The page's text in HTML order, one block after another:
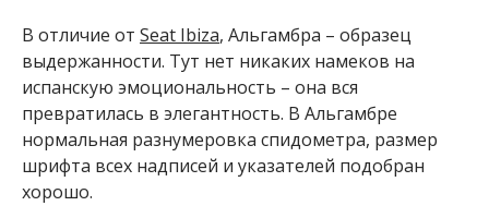
В отличие от Seat Ibiza, Альгамбра – образец
выдержанности. Тут нет никаких намеков на
испанскую эмоциональность – она вся
превратилась в элегантность. В Альгамбре
нормальная разнумеровка спидометра, размер
шрифта всех надписей и указателей подобран
хорошо.